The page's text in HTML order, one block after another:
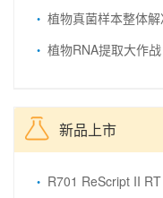
植物真菌样本整体
植物RNA提取大作战
新品上市
R701 ReScript II